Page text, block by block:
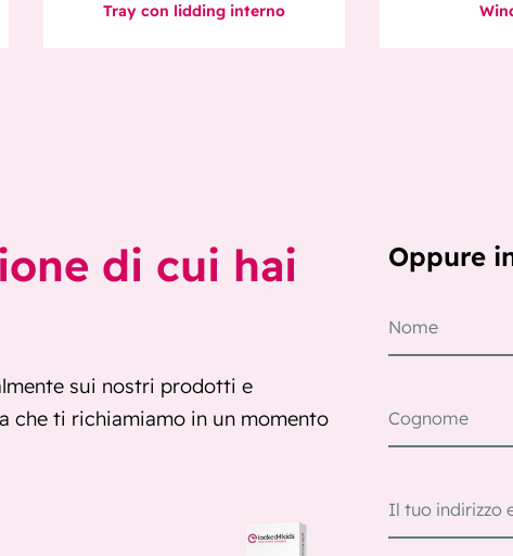
Tray con lidding interno
di cui hai
sui nostri prodotti e
che ti richiamiamo in un momento
Oppure